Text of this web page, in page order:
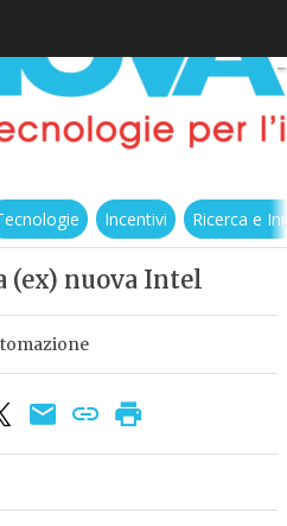
Incentivi Ricerca e
(ex) nuova Intel